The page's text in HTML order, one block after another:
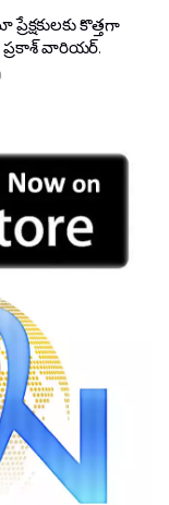
కొత్తగా
వారియ‌ర్‌.